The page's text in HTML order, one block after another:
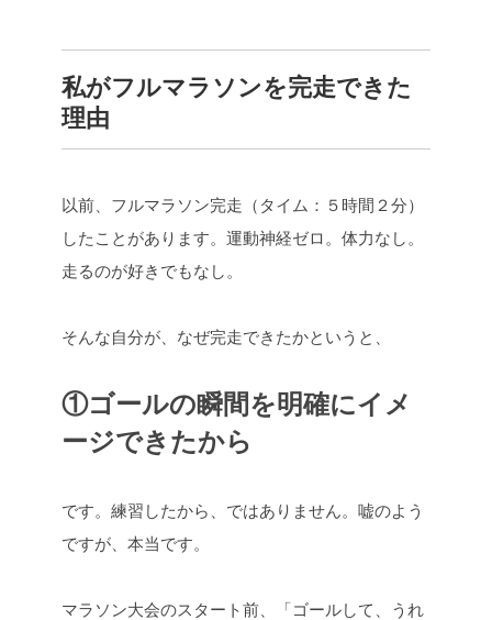
私がフルマラソンを完走できた
理由
以前、フルマラソン完走（タイム：５時間２分）
したことがあります。 運動神経ゼロ。体力なし。
走るのが好きでもなし。
そんな自分が、なぜ完走できたかというと、
①ゴールの瞬間を明確にイメ
ージできたから
です。練習したから、ではありません。 嘘のよう
ですが、本当です。
マラソン大会のスタート前、 「ゴールして、うれ